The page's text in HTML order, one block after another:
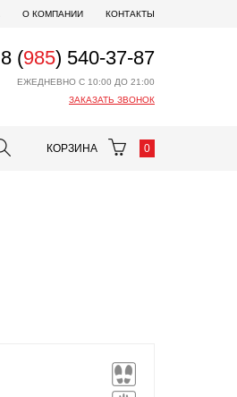
О КОМПАНИИ КОНТАКТЫ
8 (985) 540-37-87
ЕЖЕДНЕВНО С 10:00 ДО 21:00
ЗАКАЗАТЬ ЗВОНОК
КОРЗИНА 0